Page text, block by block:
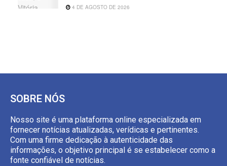
4 DE AGOSTO DE 2026
SOBRE NÓS
Nosso site é uma plataforma online especializada em
fornecer notícias atualizadas, verídicas e pertinentes.
Com uma firme dedicação à autenticidade das
informações, o objetivo principal é se estabelecer como a
fonte confiável de notícias.